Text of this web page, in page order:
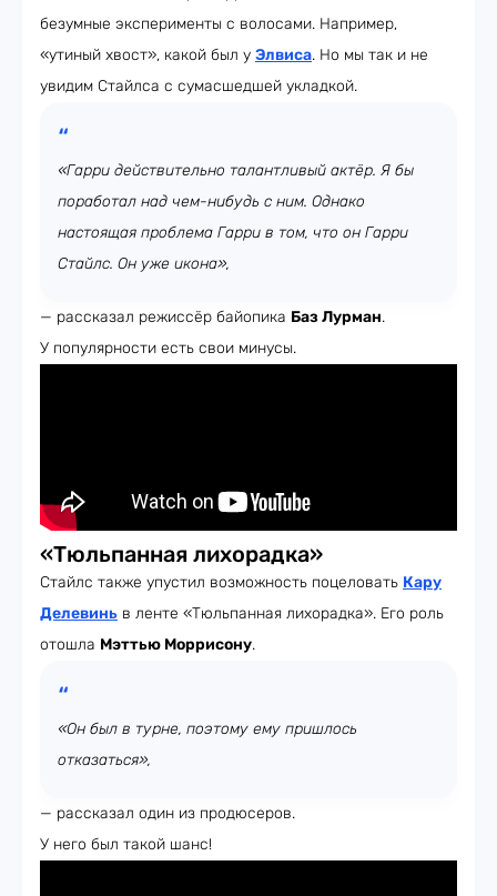
безумные эксперименты с волосами. Например,
«утиный хвост», какой был у Элвиса. Но мы так и не
увидим Стайлса с сумасшедшей укладкой.
«Гарри действительно талантливый актёр. Я бы
поработал над чем-нибудь с ним. Однако
настоящая проблема Гарри в том, что он Гарри
Стайлс. Он уже икона»,
— рассказал режиссёр байопика Баз Лурман.
У популярности есть свои минусы.
«Тюльпанная лихорадка»
Стайлс также упустил возможность поцеловать Кару
Делевинь в ленте «Тюльпанная лихорадка». Его роль
отошла Мэттью Моррисону.
«Он был в турне, поэтому ему пришлось
отказаться»,
— рассказал один из продюсеров.
У него был такой шанс!